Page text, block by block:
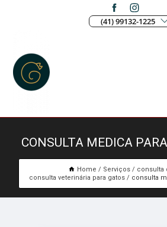
(41) 99132-1225
CONSULTA MEDICA
Home Serviços
consulta
consulta veterinária para gatos
consulta